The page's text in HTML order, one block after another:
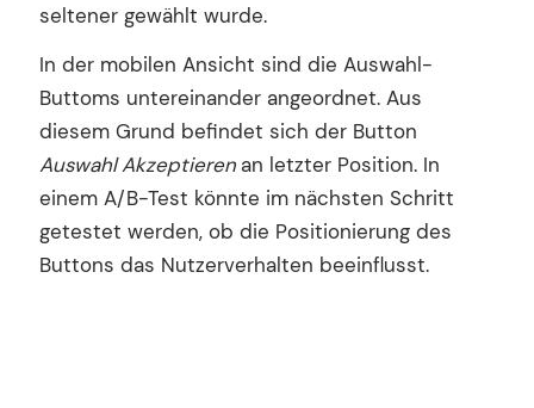
seltener gewählt wurde.
In der mobilen Ansicht sind die Auswahl-
Buttoms untereinander angeordnet. Aus
diesem Grund befindet sich der Button
Auswahl Akzeptierenan letzter Position. In
einem A/B-Test könnte im nächsten Schritt
getestet werden, ob die Positionierung des
Buttons das Nutzerverhalten beeinflusst.